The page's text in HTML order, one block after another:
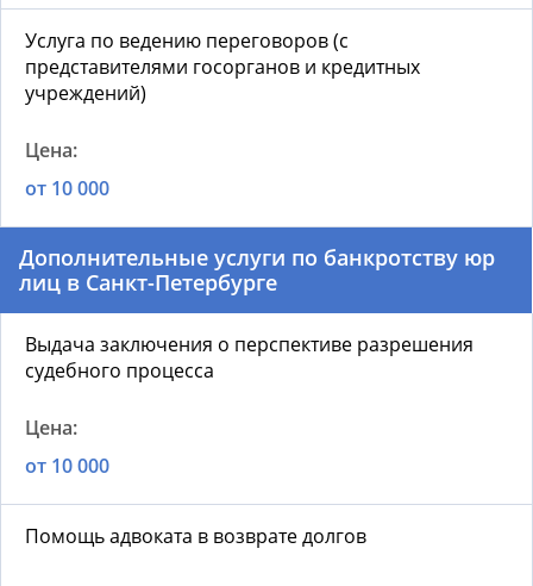
Услуга по ведению переговоров (с
представителями госорганов и кредитных
учреждений)
от 10 000
Дополнительные услуги по банкротству юр
лиц в Санкт-Петербурге
Выдача заключения о перспективе разрешения
судебного процесса
от 10 000
Помощь адвоката в возврате долгов